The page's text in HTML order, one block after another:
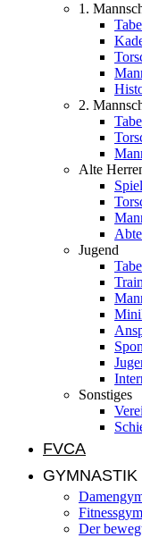
1.
2.
Alte
Jugend
Sonstiges
FVCA
GYMNASTIK
Der